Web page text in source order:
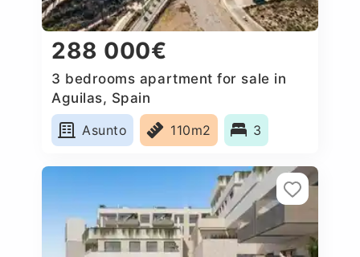
288 000€
3 bedrooms apartment for sale in
Aguilas, Spain
Asunto
110m2 3